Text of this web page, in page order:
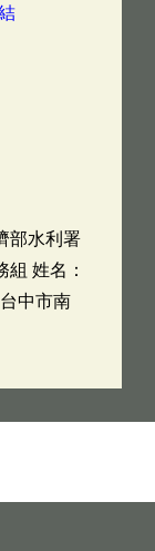
部水利署
姓名：
中市南